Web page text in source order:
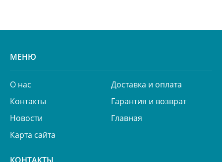
МЕНЮ
О нас
Доставка и оплата
Контакты
Гарантия и возврат
Новости
Главная
Карта сайта